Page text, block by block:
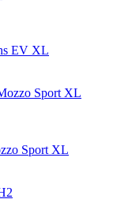
EV XL
Sport XL